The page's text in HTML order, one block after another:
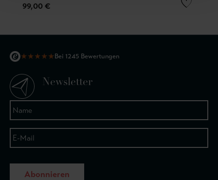
99,00 €
★★★★★Bei 1245 Bewertungen
Newsletter
Abonnieren